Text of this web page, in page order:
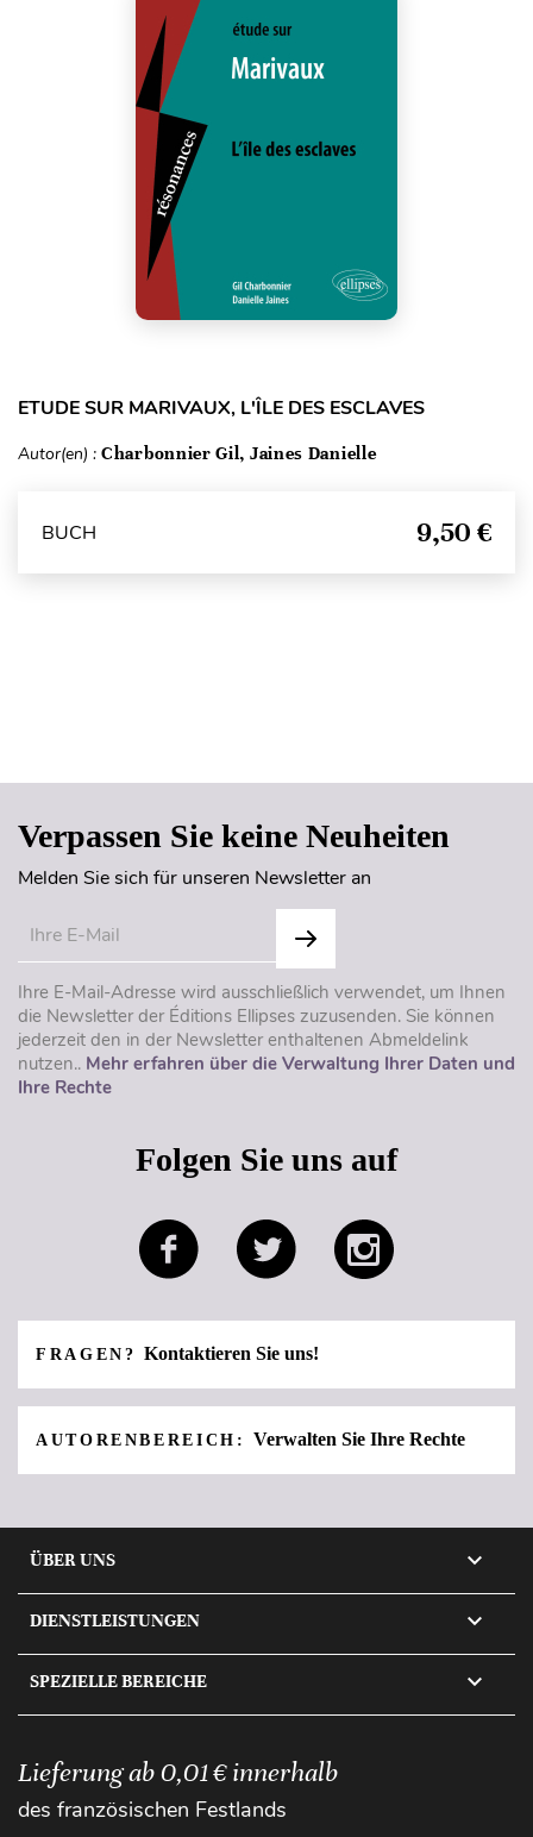
ETUDE SUR MARIVAUX, L'ÎLE DES ESCLAVES
Autor(en) : Charbonnier Gil, Jaines Danielle
BUCH 9,50 €
Verpassen Sie keine Neuheiten
Melden Sie sich für unseren Newsletter an
Ihre E-Mail-Adresse wird ausschließlich verwendet, um Ihnen
die Newsletter der Éditions Ellipses zuzusenden. Sie können
jederzeit den in der Newsletter enthaltenen Abmeldelink
nutzen.. Mehr erfahren über die Verwaltung Ihrer Daten und
Ihre Rechte
Folgen Sie uns auf
FRAGEN?Kontaktieren Sie uns!
AUTORENBEREICH: Verwalten Sie Ihre Rechte
ÜBER UNS 
DIENSTLEISTUNGEN 
SPEZIELLE BEREICHE 
Lieferung ab 0,01 € innerhalb
des französischen Festlands